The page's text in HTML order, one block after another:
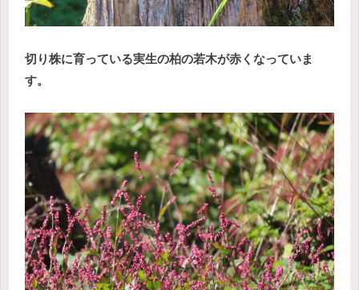
切り株に育っている実生の柏の若木が赤くなっていま
す。